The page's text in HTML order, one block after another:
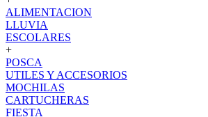
ALIMENTACION
LLUVIA
ESCOLARES
+
POSCA
UTILES Y ACCESORIOS
MOCHILAS
CARTUCHERAS
FIESTA